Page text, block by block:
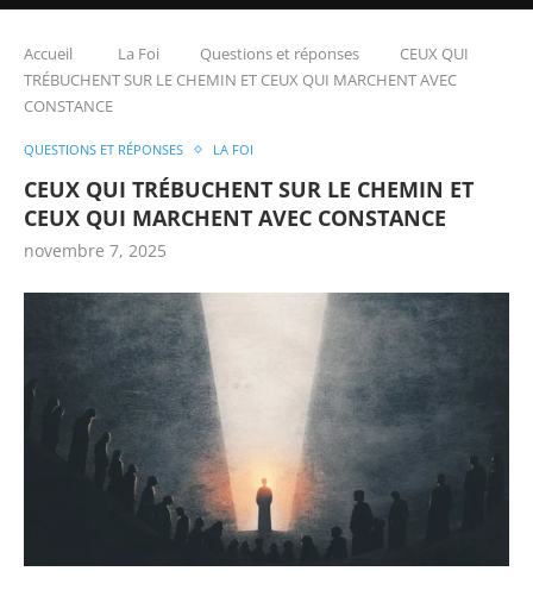
Accueil La Foi Questions et réponses
CEUX QUI
TRÉBUCHENT SUR LE CHEMIN ET CEUX QUI MARCHENT AVEC
CONSTANCE
QUESTIONS ET RÉPONSES LA FOI
CEUX QUI TRÉBUCHENT SUR LE CHEMIN ET
CEUX QUI MARCHENT AVEC CONSTANCE
novembre 7, 2025